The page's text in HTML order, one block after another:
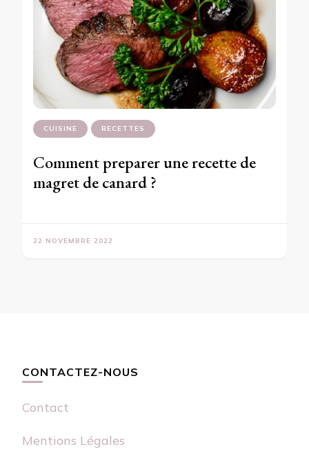
CUISINE RECETTES
Comment preparer une recette de
magret de canard ?
22 NOVEMBRE 2022
CONTACTEZ-NOUS
Contact
Mentions Légales